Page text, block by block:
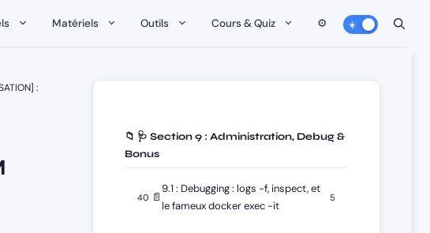
Matériels Outils Cours & Quiz ⚙️
:
📁 🩺 Section 9 : Administration, Debug &
Bonus
40 📄
9.1 : Debugging : logs -f, inspect, et
le fameux docker exec -it
5